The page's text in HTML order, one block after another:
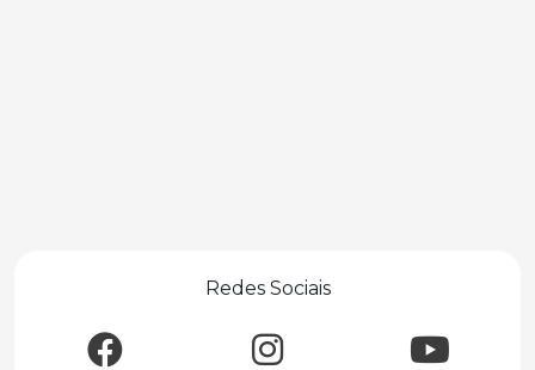
Redes Sociais